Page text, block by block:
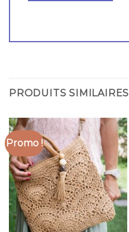
PRODUITS SIMILAIRES
Promo !